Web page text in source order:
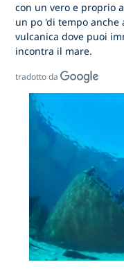
con un vero e proprio
un po 'di tempo anche
vulcanica dove puoi
incontra il mare.
tradotto da